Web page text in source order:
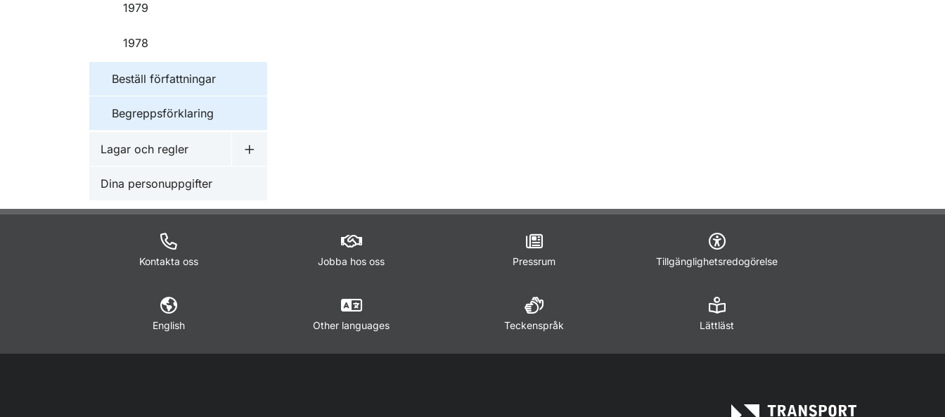
1979
1978
Beställ författningar
Begreppsförklaring
Lagar och regler
Undermeny för Lagar och regler
Dina personuppgifter
Kontakta oss Jobba hos oss Pressrum Tillgänglighetsredogörelse
English Other languages Teckenspråk Lättläst